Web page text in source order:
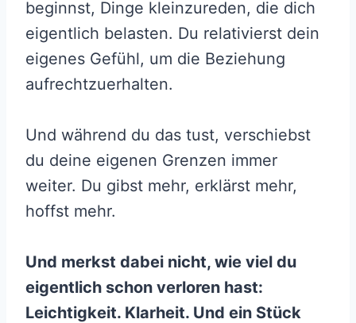
beginnst, Dinge kleinzureden, die dich
eigentlich belasten. Du relativierst dein
eigenes Gefühl, um die Beziehung
aufrechtzuerhalten.
Und während du das tust, verschiebst
du deine eigenen Grenzen immer
weiter. Du gibst mehr, erklärst mehr,
hoffst mehr.
Und merkst dabei nicht, wie viel du
eigentlich schon verloren hast:
Leichtigkeit. Klarheit. Und ein Stück